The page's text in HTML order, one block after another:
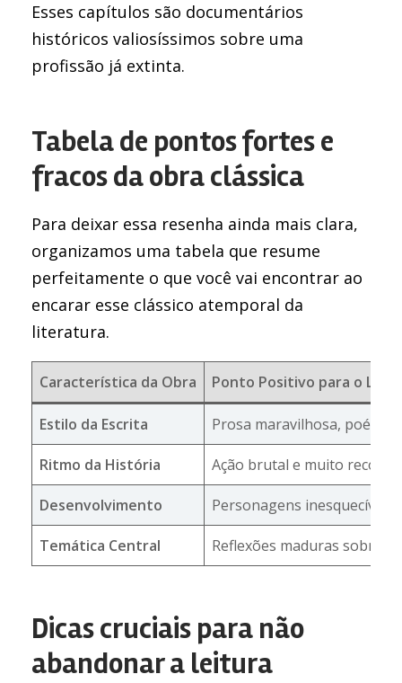
Esses capítulos são documentários
históricos valiosíssimos sobre uma
profissão já extinta.
Tabela de pontos fortes e
fracos da obra clássica
Para deixar essa resenha ainda mais clara,
organizamos uma tabela que resume
perfeitamente o que você vai encontrar ao
encarar esse clássico atemporal da
literatura.
Característica da Obra Ponto Positivo para o
Estilo da Escrita Prosa maravilhosa, poética
Ritmo da História Ação brutal e muito
Desenvolvimento Personagens inesquecíveis
Temática Central Reflexões maduras sobre
Dicas cruciais para não
abandonar a leitura